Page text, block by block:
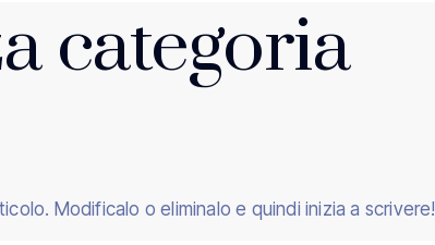
categoria
Modificalo o eliminalo e quindi inizia a scrivere!